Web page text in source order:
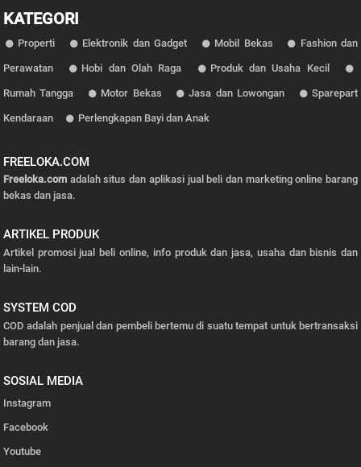
KATEGORI
Properti Elektronik dan Gadget Mobil Bekas Fashion dan
Perawatan Hobi dan Olah Raga Produk dan Usaha Kecil
Rumah Tangga Motor Bekas Jasa dan Lowongan Sparepart
Kendaraan Perlengkapan Bayi dan Anak
FREELOKA.COM
Freeloka.comadalah situs dan aplikasi jual beli dan marketing online barang
bekas dan jasa.
ARTIKEL PRODUK
Artikel promosi jual beli online, info produk dan jasa, usaha dan bisnis dan
lain-lain.
SYSTEM COD
COD adalah penjual dan pembeli bertemu di suatu tempat untuk bertransaksi
barang dan jasa.
SOSIAL MEDIA
Instagram
Facebook
Youtube